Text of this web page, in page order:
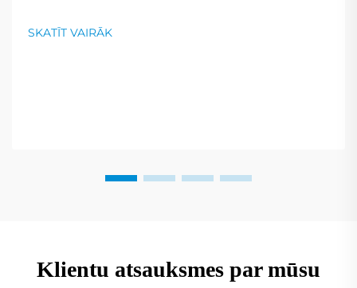
izvēlēties optimālo izšķirtspēju saviem mērķiem.
SKATĪT VAIRĀK
Klientu atsauksmes par mūsu